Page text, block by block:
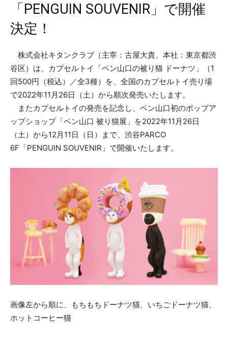
「PENGUIN SOUVENIR」で開催
決定！
株式会社キタンクラブ（主宰：古屋大貴、本社：東京都渋
谷区）は、カプセルトイ「ベン山口の被り猫 ドーナツ」（1
回500円（税込）／全3種）を、全国のカプセルトイ売り場
で2022年11月26日（土）から順次発売いたします。
またカプセルトイの発売を記念し、ベン山口初のポップア
ップショップ「ベン山口 被り猫展」を2022年11月26日
（土）から12月11日（日）まで、渋谷PARCO
6F「PENGUIN SOUVENIR」で開催いたします。
画像左から順に、もちもちドーナツ猫、いちごドーナツ猫、
ホットコーヒー猫